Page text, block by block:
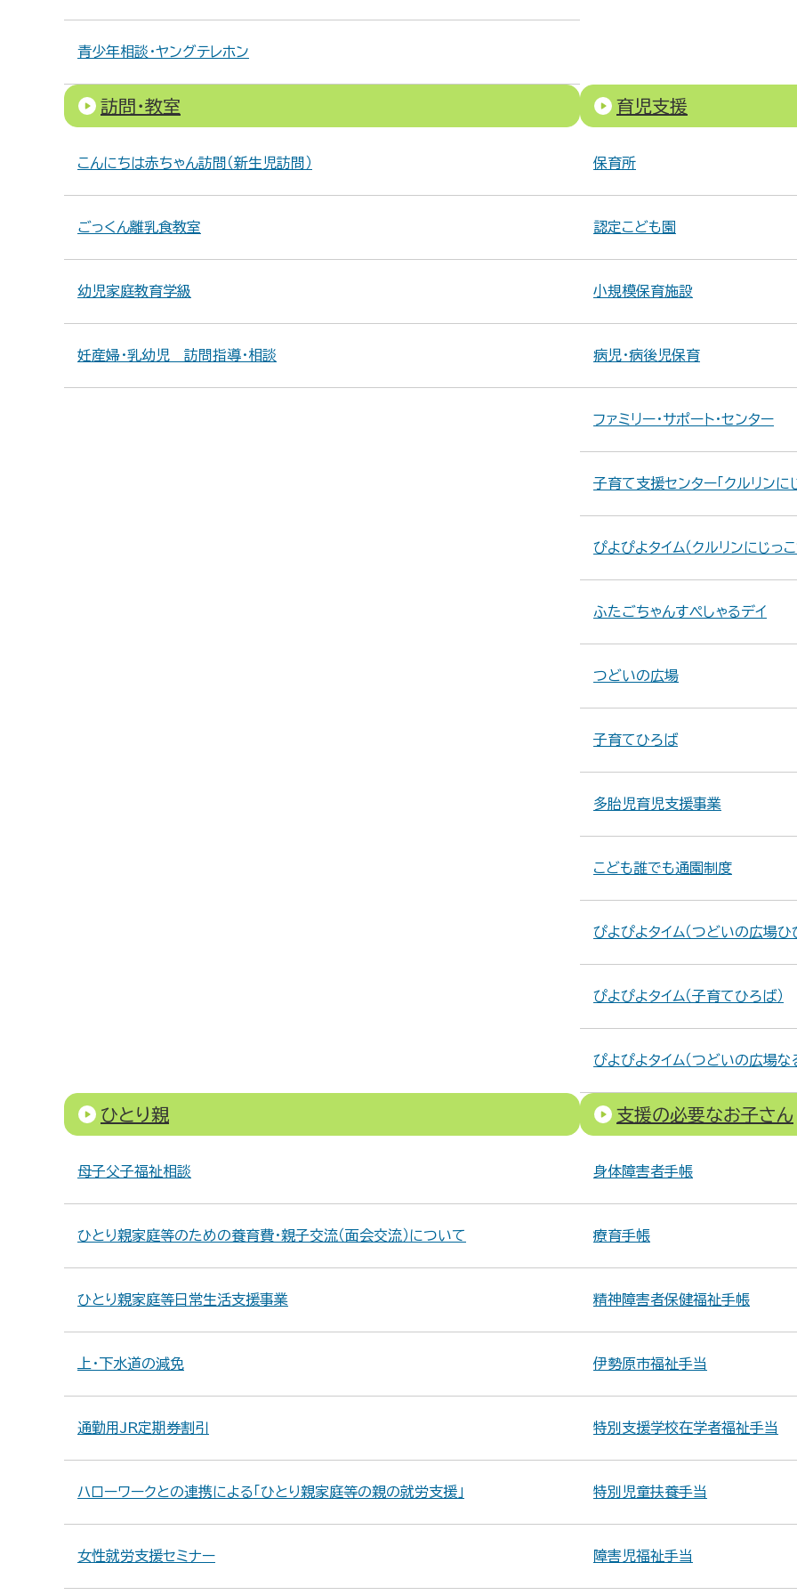
青少年相談・ヤングテレホン
訪問・教室
こんにちは赤ちゃん訪問（新生児訪問）
ごっくん離乳食教室
幼児家庭教育学級
妊産婦・乳幼児 訪問指導・相談
育児支援
保育所
認定こども園
小規模保育施設
病児・病後児保育
ファミリー・サポート・センター
子育て支援センター「クルリンに
ぴよぴよタイム（クルリンにじっ
ふたごちゃんすぺしゃるデイ
つどいの広場
子育てひろば
多胎児育児支援事業
こども誰でも通園制度
ぴよぴよタイム（つどいの広場ひ
ぴよぴよタイム（子育てひろば）
ぴよぴよタイム（つどいの広場な
ひとり親
母子父子福祉相談
ひとり親家庭等のための養育費・親子交流（面会交流）について
ひとり親家庭等日常生活支援事業
上・下水道の減免
通勤用JR定期券割引
ハローワークとの連携による「ひとり親家庭等の親の就労支援」
女性就労支援セミナー
支援の必要なお子さん
身体障害者手帳
療育手帳
精神障害者保健福祉手帳
伊勢原市福祉手当
特別支援学校在学者福祉手当
特別児童扶養手当
障害児福祉手当